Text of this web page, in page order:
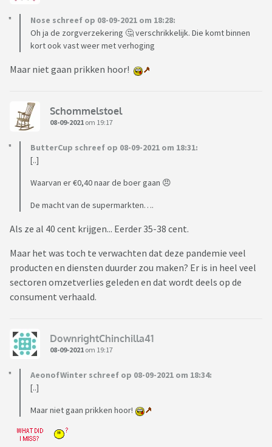
Nose schreef op 08-09-2021 om 18:28:
Oh ja de zorgverzekering 🤔 verschrikkelijk. Die komt binnen
kort ook vast weer met verhoging
Maar niet gaan prikken hoor!
Schommelstoel
08-09-2021 om 19:17
ButterCup schreef op 08-09-2021 om 18:31:
[..]
Waarvan er €0,40 naar de boer gaan 😠
De macht van de supermarkten….
Als ze al 40 cent krijgen... Eerder 35-38 cent.
Maar het was toch te verwachten dat deze pandemie veel
producten en diensten duurder zou maken? Er is in heel veel
sectoren omzetverlies geleden en dat wordt deels op de
consument verhaald.
DownrightChinchilla41
08-09-2021 om 19:17
AeonofWinter schreef op 08-09-2021 om 18:34:
[..]
Maar niet gaan prikken hoor!